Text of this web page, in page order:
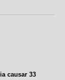
causar 33